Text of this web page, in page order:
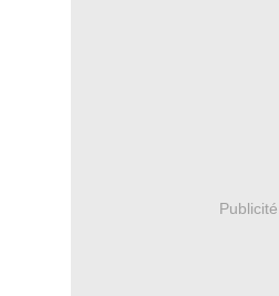
Publicité